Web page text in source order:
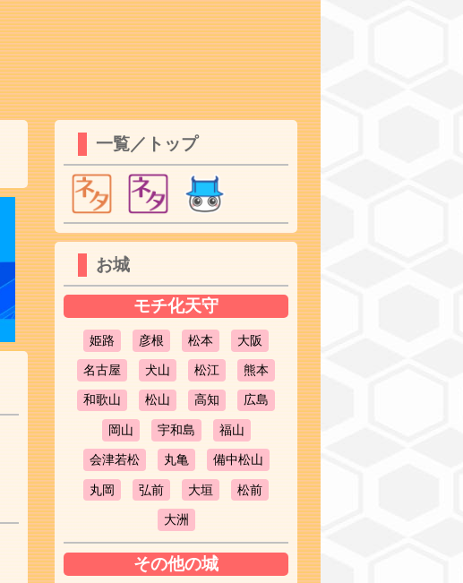
一覧／トップ
お城
モチ化天守
姫路 彦根 松本 大阪
名古屋 犬山 松江 熊本
和歌山 松山 高知 広島
岡山 宇和島 福山
会津若松 丸亀 備中松山
丸岡 弘前 大垣 松前
大洲
その他の城